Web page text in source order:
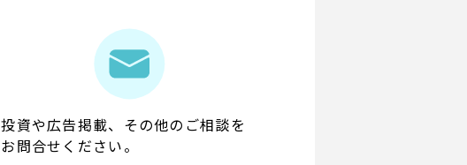
投資や広告掲載、その他のご相談を
お問合せください。